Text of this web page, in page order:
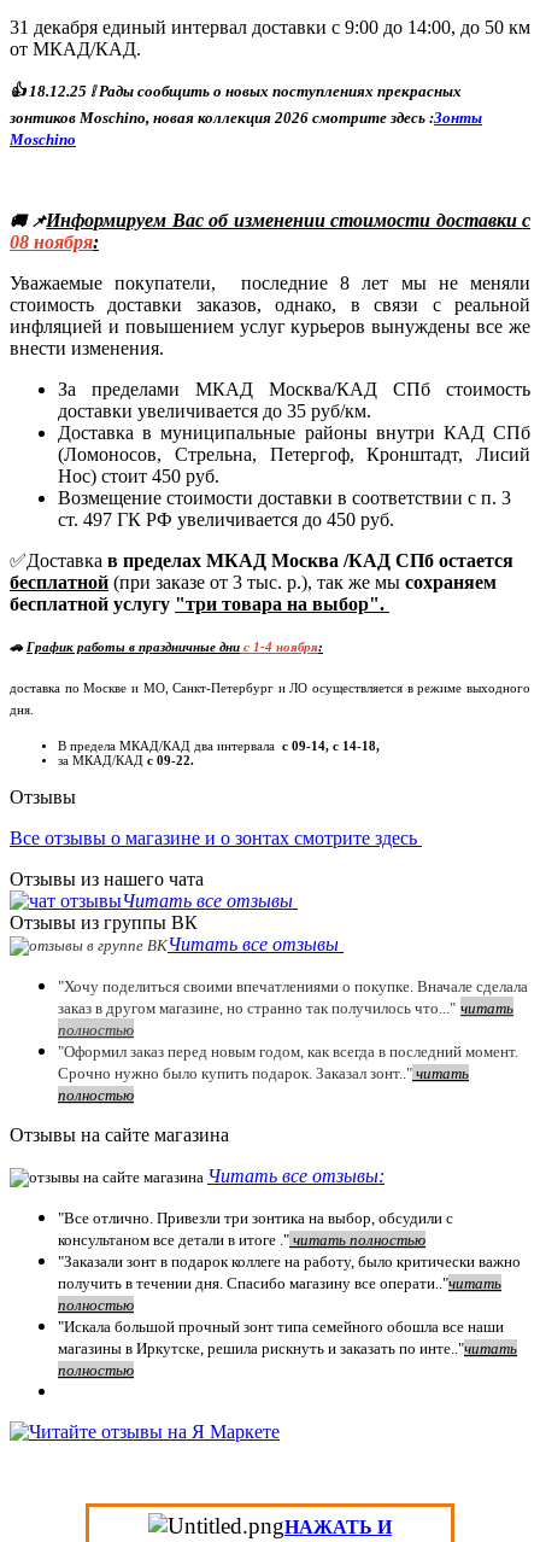
31 декабря единый интервал доставки с 9:00 до 14:00, до 50 км
от МКАД/КАД.
👍18.12.25 ❕ Рады сообщить о новых поступлениях прекрасных
зонтиков Moschino, новая коллекция 2026 смотрите здесь :Зонты
Moschino
🚚 📌Информируем Вас об изменении стоимости доставки с
08 ноября:
Уважаемые покупатели, последние 8 лет мы не меняли
стоимость доставки заказов, однако, в связи с реальной
инфляцией и повышением услуг курьеров вынуждены все же
внести изменения.
За пределами МКАД Москва/КАД СПб стоимость
доставки увеличивается до 35 руб/км.
Доставка в муниципальные районы внутри КАД СПб
(Ломоносов, Стрельна, Петергоф, Кронштадт, Лисий
Нос) стоит 450 руб.
Возмещение стоимости доставки в соответствии с п. 3
ст. 497 ГК РФ увеличивается до 450 руб.
✅Доставка в пределах МКАД Москва /КАД СПб остается
бесплатной (при заказе от 3 тыс. р.), так же мы сохраняем
бесплатной услугу "три товара на выбор".
🚗 График работы в праздничные дни c 1-4 ноября:
доставка по Москве и МО, Санкт-Петербург и ЛО осуществляется в режиме выходного
дня.
В предела МКАД/КАД два интервала с 09-14, с 14-18,
за МКАД/КАД с 09-22.
Отзывы
Все отзывы о магазине и о зонтах смотрите здесь
Отзывы из нашего чата
Читать все отзывы
Отзывы из группы ВК
Читать все отзывы
"Хочу поделиться своими впечатлениями о покупке. Вначале сделала
заказ в другом магазине, но странно так получилось что..." читать
полностью
"Оформил заказ перед новым годом, как всегда в последний момент.
Срочно нужно было купить подарок. Заказал зонт.." читать
полностью
Отзывы на сайте магазина
Читать все отзывы:
"Все отлично. Привезли три зонтика на выбор, обсудили с
консультаном все детали в итоге ." читать полностью
"Заказали зонт в подарок коллеге на работу, было критически важно
получить в течении дня. Спасибо магазину все операти.."читать
полностью
"Искала большой прочный зонт типа семейного обошла все наши
магазины в Иркутске, решила рискнуть и заказать по инте.."читать
полностью
НАЖАТЬ И